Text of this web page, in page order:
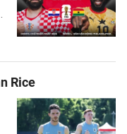
Rice